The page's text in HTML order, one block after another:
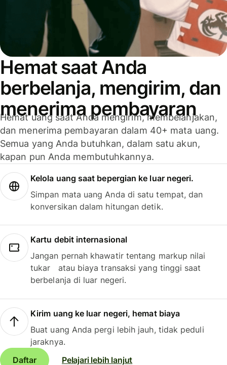
Hemat saat Anda
berbelanja, mengirim, dan
menerima pembayaran
Hemat uang saat Anda mengirim, membelanjakan,
dan menerima pembayaran dalam 40+ mata uang.
Semua yang Anda butuhkan, dalam satu akun,
kapan pun Anda membutuhkannya.
Kelola uang saat bepergian ke luar negeri.
Simpan mata uang Anda di satu tempat, dan
konversikan dalam hitungan detik.
Kartu debit internasional
Jangan pernah khawatir tentang markup nilai
tukar atau biaya transaksi yang tinggi saat
berbelanja di luar negeri.
Kirim uang ke luar negeri, hemat biaya
Buat uang Anda pergi lebih jauh, tidak peduli
jaraknya.
Daftar
Pelajari lebih lanjut